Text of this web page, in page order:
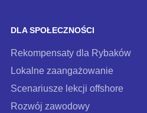
DLA SPOŁECZNOŚCI
Rekompensaty dla Rybaków
Lokalne zaangażowanie
Scenariusze lekcji offshore
Rozwój zawodowy